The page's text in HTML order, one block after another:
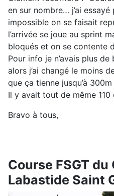
en sur nombre… j’ai
impossible on se faisait
l’arrivée se joue au sprint
bloqués et on se contente
Pour info je n’avais plus
alors j’ai changé le moins
que ça tienne jusqu’à
Il y avait tout de même
Bravo à tous,
Course FSGT du
Labastide Saint